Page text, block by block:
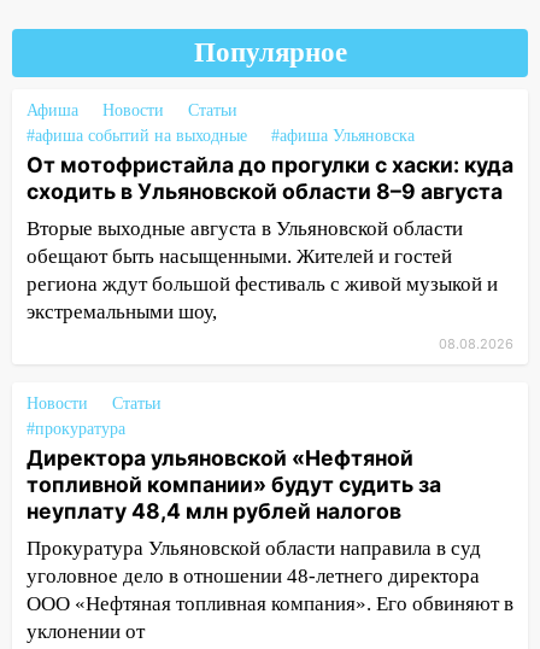
велосипедисты, мотоциклисты и
пешеходы. Обзор крупных аварий в
08:30 Поджог со свечой, 16 сгоревших
домов и выстрел за водку
07:50 Какая погоды будет днем 8
августа
06:45 Императорский мост в
Ульяновске останется закрытым до
утра 10 августа
на 8 августа — кому повезет с
деньгами, а кого ждет неожиданная
встреча
04:47 В Ульяновской области объявили
ракетную опасность: звучат сирены
07.08.2026
20:40 Ульяновские аграрии смогут
купить тракторы с отсрочкой платежа
Популярное
Афиша Новости
Статьи
#афиша событий на выходные
#афиша Ульяновска
От мотофристайла до прогулки с хаски: куда
сходить в Ульяновской области 8–9 августа
Вторые выходные августа в Ульяновской области
обещают быть насыщенными. Жителей и гостей
региона ждут большой фестиваль с живой музыкой и
экстремальными шоу,
08.08.2026
Новости
Статьи
#прокуратура
Директора ульяновской «Нефтяной
топливной компании» будут судить за
неуплату 48,4 млн рублей налогов
Прокуратура Ульяновской области направила в суд
уголовное дело в отношении 48-летнего директора
ООО «Нефтяная топливная компания». Его обвиняют в
уклонении от